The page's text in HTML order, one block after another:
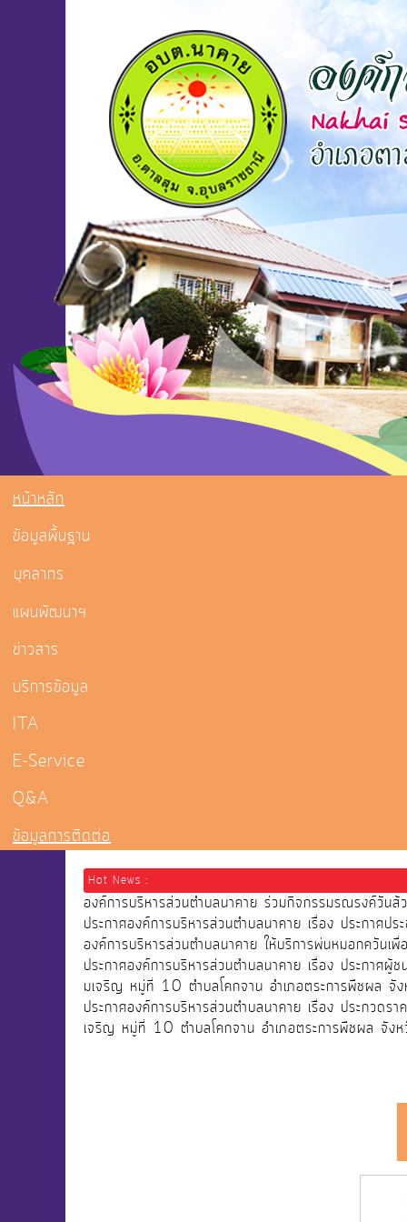
หน้าหลัก
ข้อมูลพื้นฐาน
บุคลากร
แผนพัฒนาฯ
ข่าวสาร
บริการข้อมูล
ITA
E-Service
Q&A
ข้อมูลการติดต่อ
Hot News :
องค์การบริหารส่วนตำบลนาคาย ร่วมกิจกรรมรณรงค์วัน
ประกาศองค์การบริหารส่วนตำบลนาคาย เรื่อง ประกา
องค์การบริหารส่วนตำบลนาคาย ให้บริการพ่นหมอกควัน
ประกาศองค์การบริหารส่วนตำบลนาคาย เรื่อง ประกาศ
มเจริญ หมู่ที่ 10 ตำบลโคกจาน อำเภอตระการพืชผล จัง
ประกาศองค์การบริหารส่วนตำบลนาคาย เรื่อง ประกวด
เจริญ หมู่ที่ 10 ตำบลโคกจาน อำเภอตระการพืชผล จังห